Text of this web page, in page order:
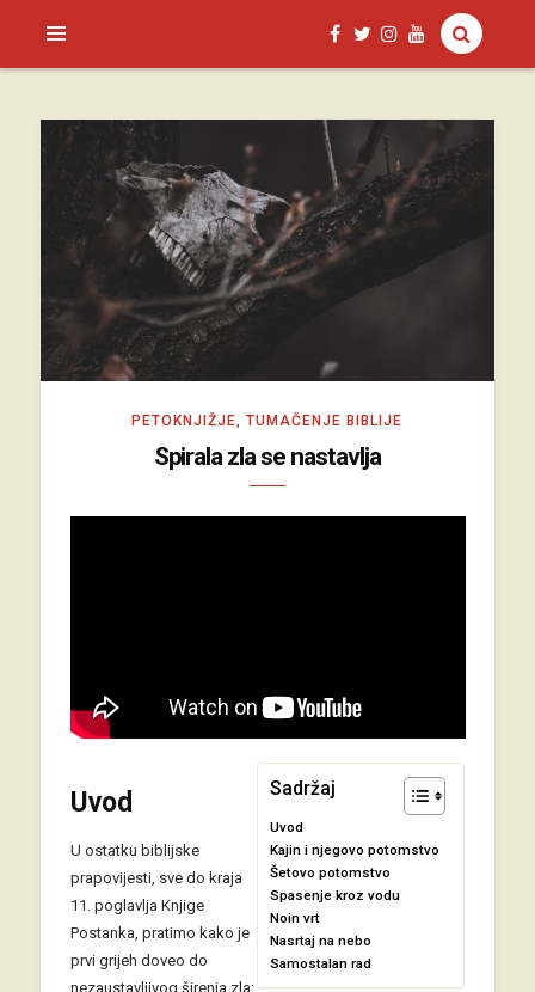
SAGUD.XYZ
PETOKNJIŽJE ,TUMAČENJE BIBLIJE
Spirala zla se nastavlja
Sadržaj
Uvod
Kajin i njegovo potomstvo
Šetovo potomstvo
Spasenje kroz vodu
Noin vrt
Nasrtaj na nebo
Samostalan rad
Uvod
U ostatku biblijske
prapovijesti, sve do kraja
11. poglavlja Knjige
Postanka, pratimo kako je
prvi grijeh doveo do
nezaustavljivog širenja zla: